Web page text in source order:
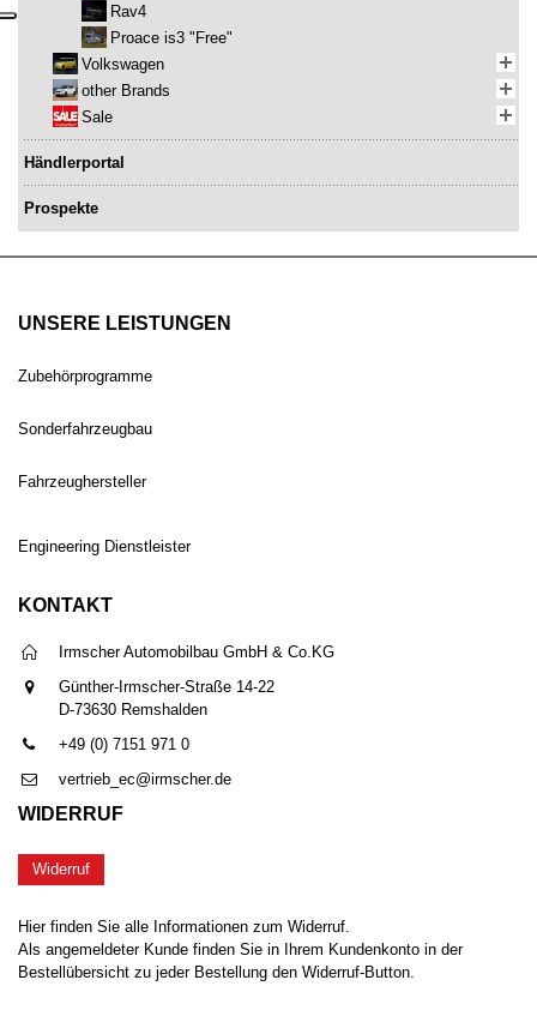
Rav4
Proace is3 "Free"
Volkswagen
other Brands
Sale
Händlerportal
Prospekte
UNSERE LEISTUNGEN
Zubehörprogramme
Sonderfahrzeugbau
Fahrzeughersteller
Engineering Dienstleister
KONTAKT
Irmscher Automobilbau GmbH & Co.KG
Günther-Irmscher-Straße 14-22
D-73630 Remshalden
+49 (0) 7151 971 0
vertrieb_ec@irmscher.de
WIDERRUF
Widerruf
Hier finden Sie alle Informationen zum Widerruf.
Als angemeldeter Kunde finden Sie in Ihrem Kundenkonto in der
Bestellübersicht zu jeder Bestellung den Widerruf-Button.